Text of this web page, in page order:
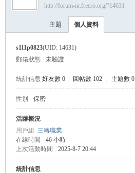
›
http://forum-nr.freero.org/?14631
主題 個人資料
s111p0823(UID: 14631)
郵箱狀態
未驗證
統計信息 好友數 0 回帖數 102 主題數 0
性別 保密
活躍概況
用戶組 三轉職業
在線時間
46 小時
上次活動時間
2025-8-7 20:44
統計信息